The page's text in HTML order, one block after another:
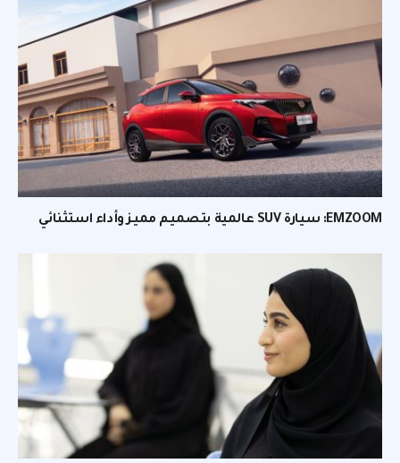
EMZOOM: سيارة SUV عالمية بتصميم مميز وأداء استثنائي